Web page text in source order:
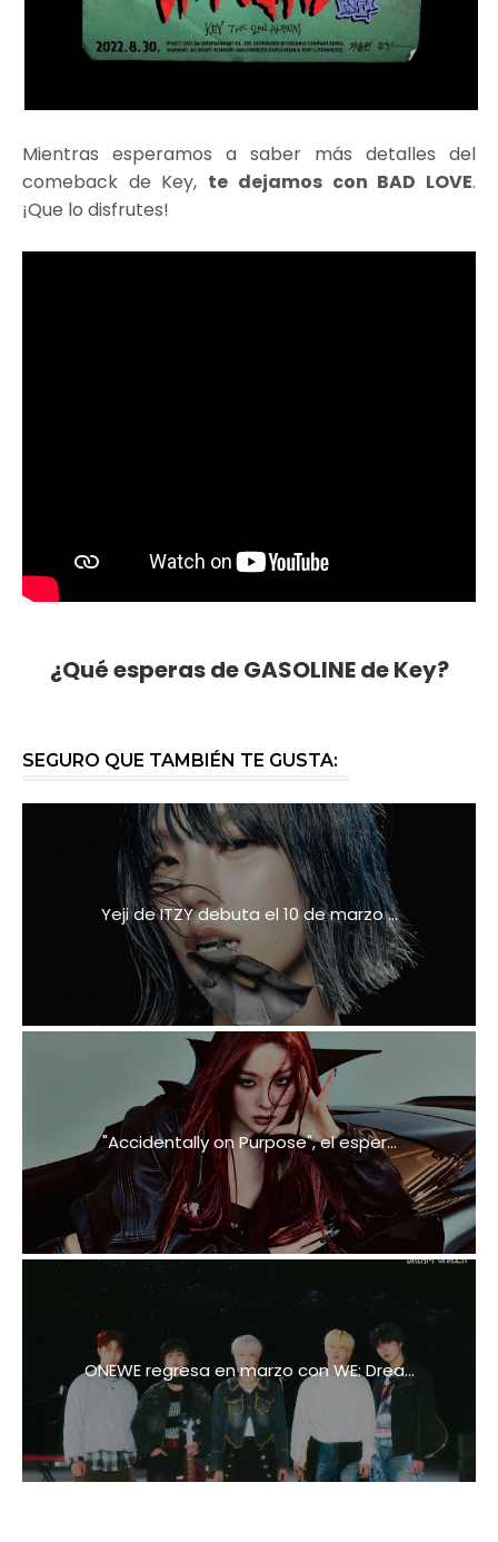
Mientras esperamos a saber más detalles del
comeback de Key, te dejamos con BAD LOVE.
¡Que lo disfrutes!
¿Qué esperas de GASOLINE de Key?
SEGURO QUE TAMBIÉN TE GUSTA:
Yeji de ITZY debuta el 10 de marzo ...
"Accidentally on Purpose", el esper...
ONEWE regresa en marzo con WE: Drea...